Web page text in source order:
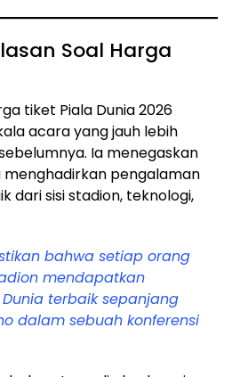
Soal Harga
tiket Piala Dunia 2026
acara yang jauh lebih
Ia menegaskan
menghadirkan pengalaman
dari sisi stadion, teknologi,
bahwa setiap orang
mendapatkan
terbaik sepanjang
dalam sebuah konferensi